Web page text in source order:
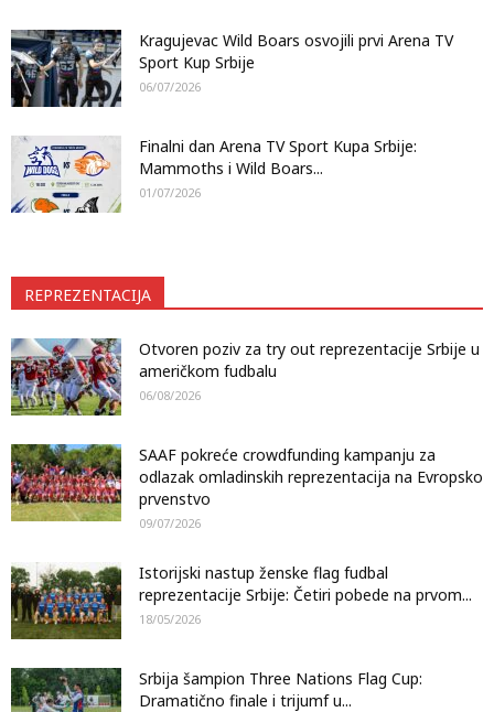
Kragujevac Wild Boars osvojili prvi Arena TV
Sport Kup Srbije
06/07/2026
Finalni dan Arena TV Sport Kupa Srbije:
Mammoths i Wild Boars...
01/07/2026
REPREZENTACIJA
Otvoren poziv za try out reprezentacije Srbije u
američkom fudbalu
06/08/2026
SAAF pokreće crowdfunding kampanju za
odlazak omladinskih reprezentacija na Evropsko
prvenstvo
09/07/2026
Istorijski nastup ženske flag fudbal
reprezentacije Srbije: Četiri pobede na prvom...
18/05/2026
Srbija šampion Three Nations Flag Cup:
Dramatično finale i trijumf u...